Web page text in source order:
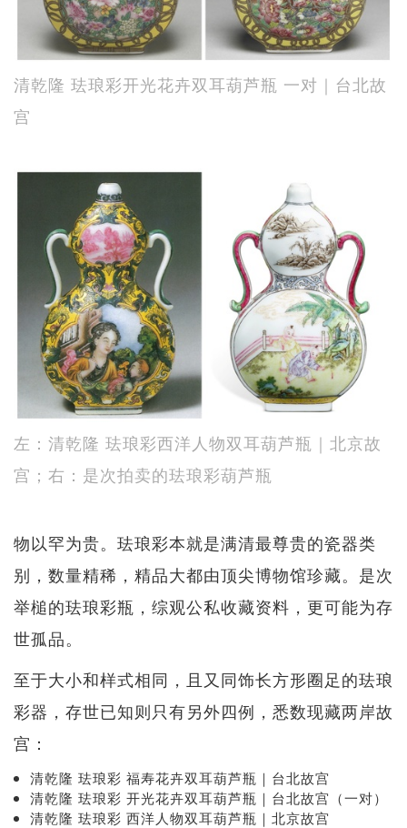
清乾隆 珐琅彩开光花卉双耳葫芦瓶 一对｜台北故
宫
左：清乾隆 珐琅彩西洋人物双耳葫芦瓶｜北京故
宫；右：是次拍卖的珐琅彩葫芦瓶
物以罕为贵。珐琅彩本就是满清最尊贵的瓷器类
别，数量精稀，精品大都由顶尖博物馆珍藏。是次
举槌的珐琅彩瓶，综观公私收藏资料，更可能为存
世孤品。
至于大小和样式相同，且又同饰长方形圈足的珐琅
彩器，存世已知则只有另外四例，悉数现藏两岸故
宫：
清乾隆 珐琅彩 福寿花卉双耳葫芦瓶｜台北故宫
清乾隆 珐琅彩 开光花卉双耳葫芦瓶｜台北故宫（一对）
清乾隆 珐琅彩 西洋人物双耳葫芦瓶｜北京故宫